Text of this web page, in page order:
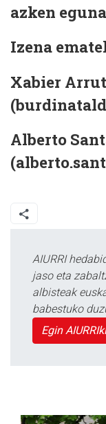
azken
Izena
Xabier
Alberto
AIURRI
jaso eta
albisteak
babestuko
Egin